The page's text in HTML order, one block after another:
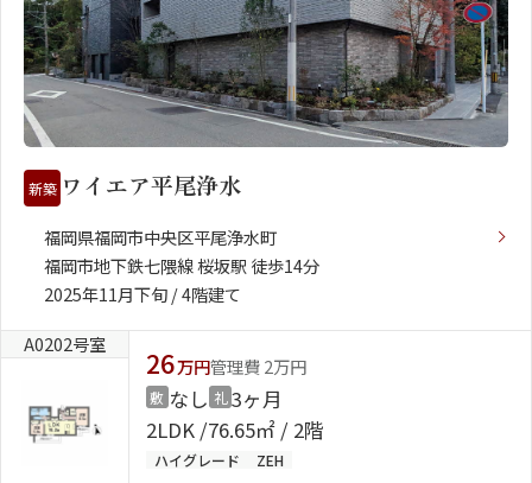
ルームツアー 動画ギャラリー
ShaMaison STYLE
シャーメゾンショップを探す
シャーメゾンライフサポート
自立型サービス付き・シニア向け
新築 ワイエア平尾浄水
福岡県福岡市中央区平尾浄水町
福岡市地下鉄七隈線 桜坂駅 徒歩14分
2025年11月下旬 / 4階建て
A0202号室
26万円管理費 2万円
敷 なし 礼 3ヶ月
2LDK 76.65㎡ / 2階
ハイグレード ZEH